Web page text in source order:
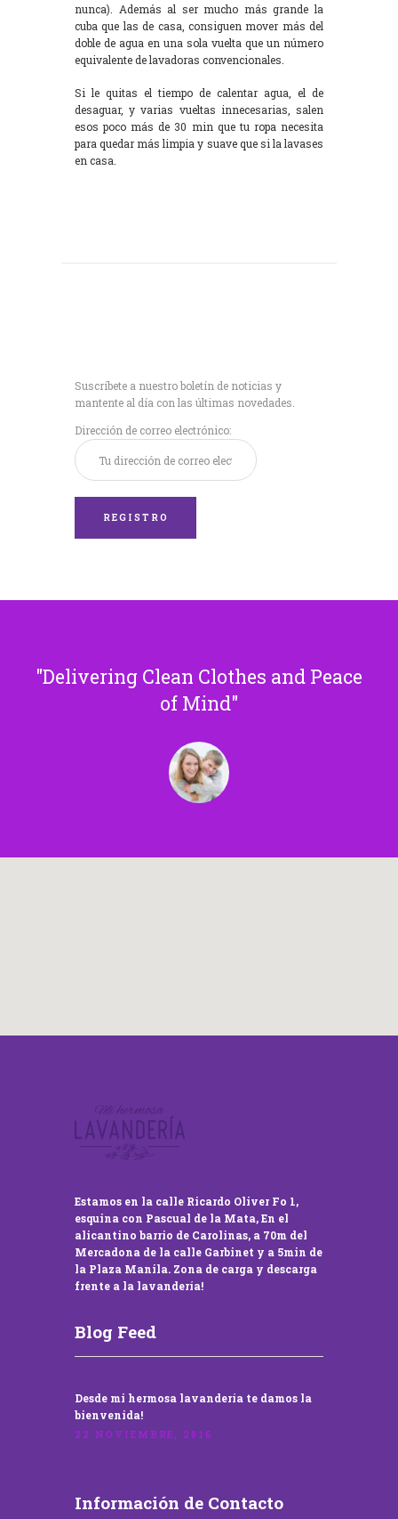
nunca). Además al ser mucho más grande la
cuba que las de casa, consiguen mover más del
doble de agua en una sola vuelta que un número
equivalente de lavadoras convencionales.
Si le quitas el tiempo de calentar agua, el de
desaguar, y varias vueltas innecesarias, salen
esos poco más de 30 min que tu ropa necesita
para quedar más limpia y suave que si la lavases
en casa.
Suscríbete a nuestro boletín de noticias y
mantente al día con las últimas novedades.
Dirección de correo electrónico:
Delivering Clean Clothes and Peace
of Mind
Estamos en la calle Ricardo Oliver Fo 1,
esquina con Pascual de la Mata, En el
alicantino barrio de Carolinas, a 70m del
Mercadona de la calle Garbinet y a 5min de
la Plaza Manila. Zona de carga y descarga
frente a la lavandería!
Blog Feed
Desde mi hermosa lavandería te damos la
bienvenida!
22 NOVIEMBRE, 2016
Información de Contacto